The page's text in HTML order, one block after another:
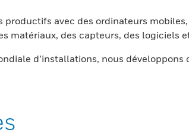
avec des ordinateurs
des capteurs, des logiciels
d’installations, nous